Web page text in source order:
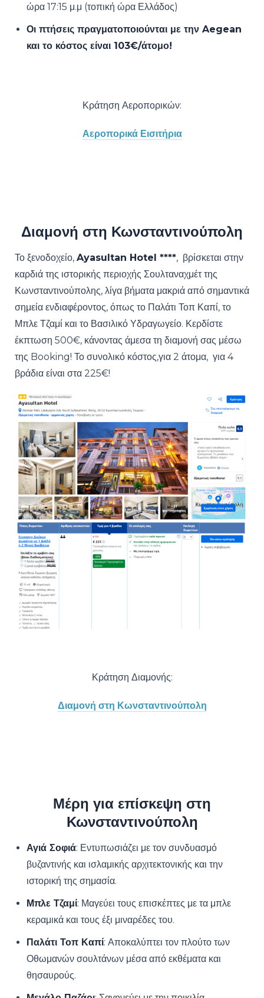
ώρα 17:15 μ.μ (τοπική ώρα Ελλάδος)
Οι πτήσεις πραγματοποιούνται με την Aegean
και το κόστος είναι 103€/άτομο!
Κράτηση Αεροπορικών:
Αεροπορικά Εισιτήρια
Διαμονή στη Κωνσταντινούπολη
Το ξενοδοχείο, Ayasultan Hotel ****, βρίσκεται στην
καρδιά της ιστορικής περιοχής Σουλταναχμέτ της
Κωνσταντινούπολης, λίγα βήματα μακριά από σημαντικά
σημεία ενδιαφέροντος, όπως το Παλάτι Τοπ Καπί, το
Μπλε Τζαμί και το Βασιλικό Υδραγωγείο. Κερδίστε
έκπτωση 500€, κάνοντας άμεσα τη διαμονή σας μέσω
της Booking! Το συνολικό κόστος,για 2 άτομα, για 4
βράδια είναι στα 225€!
Κράτηση Διαμονής:
Διαμονή στη Κωνσταντινούπολη
Μέρη για επίσκεψη στη
Κωνσταντινούπολη
Αγιά Σοφιά: Εντυπωσιάζει με τον συνδυασμό
βυζαντινής και ισλαμικής αρχιτεκτονικής και την
ιστορική της σημασία.
Μπλε Τζαμί: Μαγεύει τους επισκέπτες με τα μπλε
κεραμικά και τους έξι μιναρέδες του.
Παλάτι Τοπ Καπί: Αποκαλύπτει τον πλούτο των
Οθωμανών σουλτάνων μέσα από εκθέματα και
θησαυρούς.